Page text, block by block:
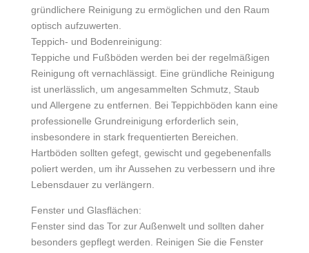
gründlichere Reinigung zu ermöglichen und den Raum
optisch aufzuwerten.
Teppich- und Bodenreinigung:
Teppiche und Fußböden werden bei der regelmäßigen
Reinigung oft vernachlässigt. Eine gründliche Reinigung
ist unerlässlich, um angesammelten Schmutz, Staub
und Allergene zu entfernen. Bei Teppichböden kann eine
professionelle Grundreinigung erforderlich sein,
insbesondere in stark frequentierten Bereichen.
Hartböden sollten gefegt, gewischt und gegebenenfalls
poliert werden, um ihr Aussehen zu verbessern und ihre
Lebensdauer zu verlängern.
Fenster und Glasflächen:
Fenster sind das Tor zur Außenwelt und sollten daher
besonders gepflegt werden. Reinigen Sie die Fenster